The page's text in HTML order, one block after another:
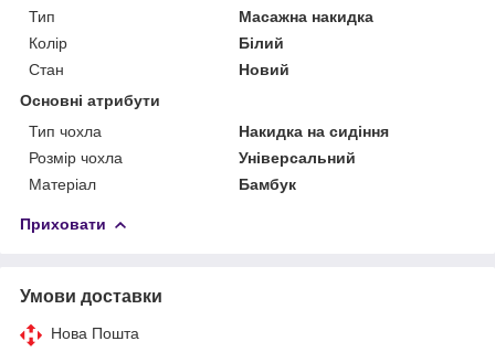
Тип
Масажна накидка
Колір
Білий
Стан
Новий
Основні атрибути
Тип чохла
Накидка на сидіння
Розмір чохла
Універсальний
Матеріал
Бамбук
Приховати
Умови доставки
Нова Пошта